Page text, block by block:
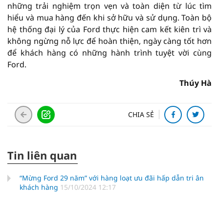
những trải nghiệm trọn vẹn và toàn diện từ lúc tìm
hiểu và mua hàng đến khi sở hữu và sử dụng. Toàn bộ
hệ thống đại lý của Ford thực hiện cam kết kiên trì và
không ngừng nỗ lực để hoàn thiện, ngày càng tốt hơn
để khách hàng có những hành trình tuyệt vời cùng
Ford.
Thúy Hà
CHIA SẺ
Tin liên quan
“Mừng Ford 29 năm” với hàng loạt ưu đãi hấp dẫn tri ân
khách hàng 15/10/2024 12:17